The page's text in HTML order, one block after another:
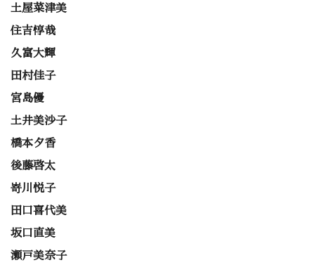
土屋菜津美
住吉惇哉
久富大輝
田村佳子
宮島優
土井美沙子
橋本夕香
後藤啓太
嵜川悦子
田口喜代美
坂口直美
瀬戸美奈子